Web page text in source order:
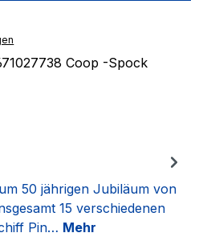
Coop -Spock
50 jährigen Jubiläum von
15 verschiedenen
Pin… Mehr